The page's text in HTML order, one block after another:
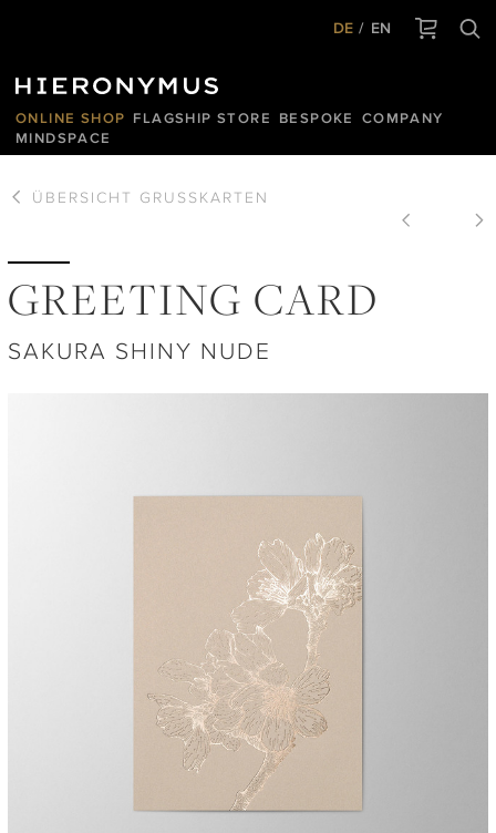
DE EN
ONLINE SHOP FLAGSHIP STORE BESPOKE
COMPANY
MINDSPACE
ÜBERSICHT GRUSSKARTEN
GREETING CARD
SAKURA SHINY NUDE